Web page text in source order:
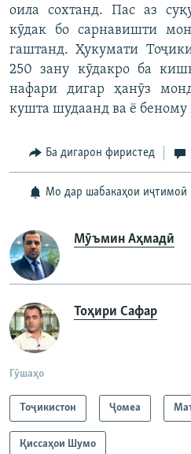
оила сохтанд. Пас аз
кӯдак бо сарнавишти
гаштанд. Ҳукумати
250 зану кӯдакро ба
нафари дигар ҳанӯз
кушта шудаанд ва ё
Ба дигарон фиристед
Мо дар шабакаҳои иҷтимоӣ
Мӯъмин Аҳмадӣ
Тоҳири Сафар
Гӯшаҳо
Тоҷикистон Ҷомeа
Қиссаҳои Шумо